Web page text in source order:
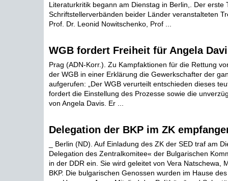
Literaturkritik begann am Dienstag in Berlin,. Der erste
Schriftstellerverbänden beider Länder veranstalteten
Prof. Dr. Leonid Nowitschenko, Prof ...
WGB fordert Freiheit für Angela
Prag (ADN-Korr.). Zu Kampfaktionen für die Rettung
der WGB in einer Erklärung die Gewerkschafter der
aufgerufen: „Der WGB verurteilt entschieden dieses
fordert die Einstellung des Prozesse sowie die
von Angela Davis. Er ...
Delegation der BKP im ZK
_ Berlin (ND). Auf Einladung des ZK der SED traf am
Delegation des Zentralkomitee« der Bulgarischen
in der DDR ein. Sie wird geleitet von Vera Natschewa,
BKP. Die bulgarischen Genossen wurden im Hause